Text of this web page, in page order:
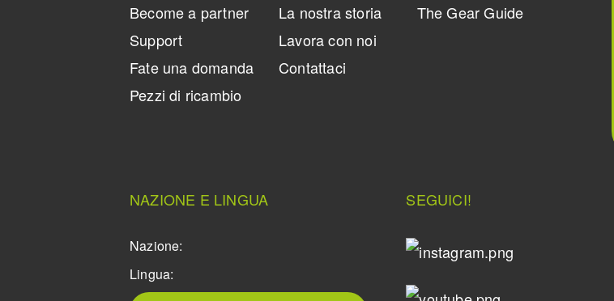
Become a partner
Support
Fate una domanda
Pezzi di ricambio
La nostra storia
Lavora con noi
Contattaci
The Gear Guide
SEGUICI!
NAZIONE E LINGUA
Nazione:
Lingua: